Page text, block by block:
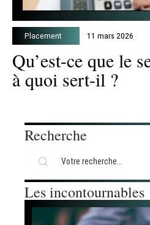
Placement 11 mars 2026
Qu’est-ce que le
à quoi sert-il ?
Recherche
Les incontournables